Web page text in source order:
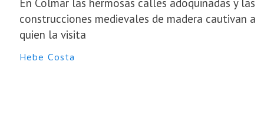
En Colmar las hermosas calles adoquinadas y las
construcciones medievales de madera cautivan a
quien la visita
Hebe Costa